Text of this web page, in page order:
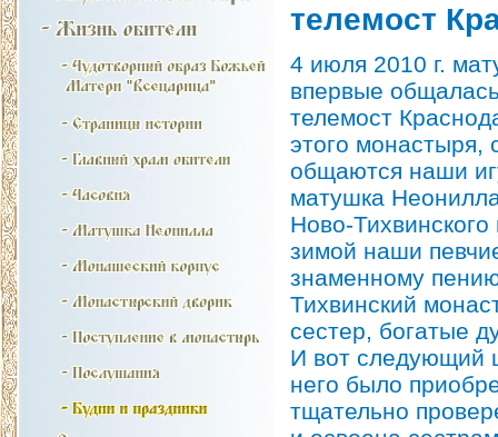
телемост
4 июля 2010 г.
впервые
телемост
этого монастыря,
общаются наши
матушка
Ново-
зимой наши
знаменному
Тихвинский
сестер, богатые
И вот следующий
него было
тщательно